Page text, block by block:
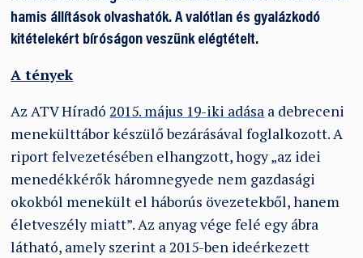
hamis állítások olvashatók. A valótlan és gyalázkodó
kitételekért bíróságon veszünk elégtételt.
A tények
Az ATV Híradó2015. május 19-iki adása a debreceni
menekülttábor készülő bezárásával foglalkozott. A
riport felvezetésében elhangzott, hogy „az idei
menedékkérők háromnegyede nem gazdasági
okokból menekült el háborús övezetekből, hanem
életveszély miatt”. Az anyag vége felé egy ábra
látható, amely szerint a 2015-ben ideérkezett